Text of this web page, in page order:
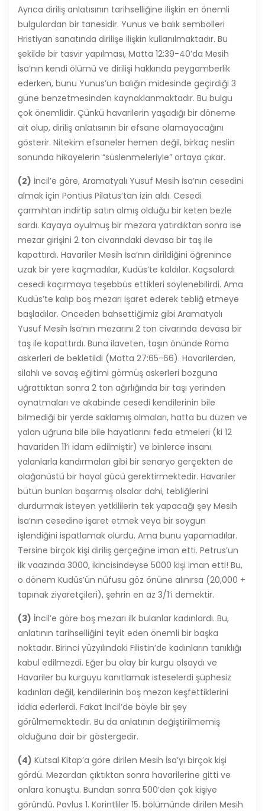
Ayrıca diriliş anlatısının tarihselliğine ilişkin en önemli
bulgulardan bir tanesidir. Yunus ve balık sembolleri
Hristiyan sanatında dirilişe ilişkin kullanılmaktadır. Bu
şekilde bir tasvir yapılması, Matta 12:39-40’da Mesih
İsa’nın kendi ölümü ve dirilişi hakkında peygamberlik
ederken, bunu Yunus’un balığın midesinde geçirdiği 3
güne benzetmesinden kaynaklanmaktadır. Bu bulgu
çok önemlidir. Çünkü havarilerin yaşadığı bir döneme
ait olup, diriliş anlatısının bir efsane olamayacağını
gösterir. Nitekim efsaneler hemen değil, birkaç neslin
sonunda hikayelerin “süslenmeleriyle” ortaya çıkar.
(2) İncil’e göre, Aramatyalı Yusuf Mesih İsa’nın cesedini
almak için Pontius Pilatus’tan izin aldı. Cesedi
çarmıhtan indirtip satın almış olduğu bir keten bezle
sardı. Kayaya oyulmuş bir mezara yatırdıktan sonra ise
mezar girişini 2 ton civarındaki devasa bir taş ile
kapattırdı. Havariler Mesih İsa’nın dirildiğini öğrenince
uzak bir yere kaçmadılar, Kudüs’te kaldılar. Kaçsalardı
cesedi kaçırmaya teşebbüs ettikleri söylenebilirdi. Ama
Kudüs’te kalıp boş mezarı işaret ederek tebliğ etmeye
başladılar. Önceden bahsettiğimiz gibi Aramatyalı
Yusuf Mesih İsa’nın mezarını 2 ton civarında devasa bir
taş ile kapattırdı. Buna ilaveten, taşın önünde Roma
askerleri de bekletildi (Matta 27:65-66). Havarilerden,
silahlı ve savaş eğitimi görmüş askerleri bozguna
uğrattıktan sonra 2 ton ağırlığında bir taşı yerinden
oynatmaları ve akabinde cesedi kendilerinin bile
bilmediği bir yerde saklamış olmaları, hatta bu düzen ve
yalan uğruna bile bile hayatlarını feda etmeleri (ki 12
havariden 11’i idam edilmiştir) ve binlerce insanı
yalanlarla kandırmaları gibi bir senaryo gerçekten de
olağanüstü bir hayal gücü gerektirmektedir. Havariler
bütün bunları başarmış olsalar dahi, tebliğlerini
durdurmak isteyen yetkililerin tek yapacağı şey Mesih
İsa’nın cesedine işaret etmek veya bir soygun
işlendiğini ispatlamak olurdu. Ama bunu yapamadılar.
Tersine birçok kişi diriliş gerçeğine iman etti. Petrus’un
ilk vaazında 3000, ikincisindeyse 5000 kişi iman etti! Bu,
o dönem Kudüs’ün nüfusu göz önüne alınırsa (20,000 +
tapınak ziyaretçileri), şehrin en az 3/1’i demektir.
(3) İncil’e göre boş mezarı ilk bulanlar kadınlardı. Bu,
anlatının tarihselliğini teyit eden önemli bir başka
noktadır. Birinci yüzyılındaki Filistin’de kadınların tanıklığı
kabul edilmezdi. Eğer bu olay bir kurgu olsaydı ve
Havariler bu kurguyu kanıtlamak isteselerdi şüphesiz
kadınları değil, kendilerinin boş mezarı keşfettiklerini
iddia ederlerdi. Fakat İncil’de böyle bir şey
görülmemektedir. Bu da anlatının değiştirilmemiş
olduğuna dair bir göstergedir.
(4) Kutsal Kitap’a göre dirilen Mesih İsa’yı birçok kişi
gördü. Mezardan çıktıktan sonra havarilerine gitti ve
onlara konuştu. Bundan sonra 500’den çok kişiye
göründü. Pavlus 1. Korintliler 15. bölümünde dirilen Mesih